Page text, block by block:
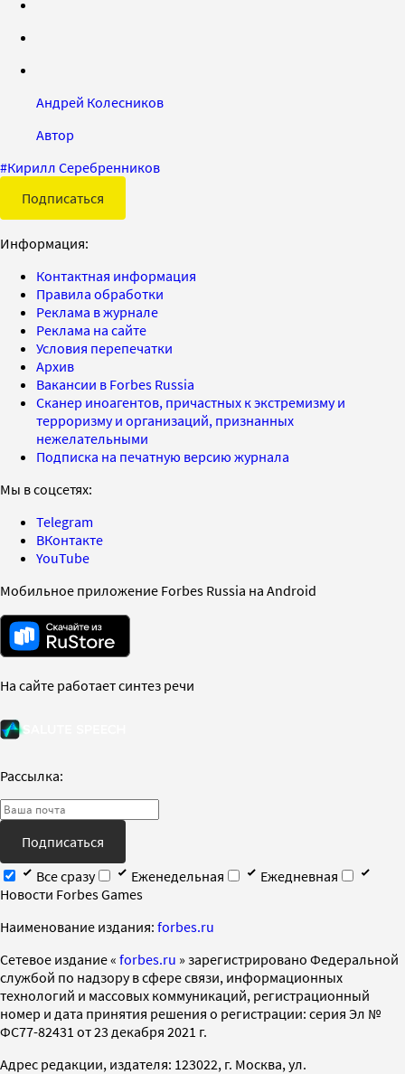
Андрей Колесников
Автор
#Кирилл Серебренников
Подписаться
Информация:
Контактная информация
Правила обработки
Реклама в журнале
Реклама на сайте
Условия перепечатки
Архив
Вакансии в Forbes Russia
Сканер иноагентов, причастных к экстремизму и
терроризму и организаций, признанных
нежелательными
Подписка на печатную версию журнала
Мы в соцсетях:
Telegram
ВКонтакте
YouTube
Мобильное приложение Forbes Russia на Android
На сайте работает синтез речи
Рассылка:
Подписаться
Все сразу
Еженедельная
Ежедневная
Новости Forbes Games
Наименование издания: forbes.ru
Cетевое издание « forbes.ru » зарегистрировано Федеральной
службой по надзору в сфере связи, информационных
технологий и массовых коммуникаций, регистрационный
номер и дата принятия решения о регистрации: серия Эл №
ФС77-82431 от 23 декабря 2021 г.
Адрес редакции, издателя: 123022, г. Москва, ул.